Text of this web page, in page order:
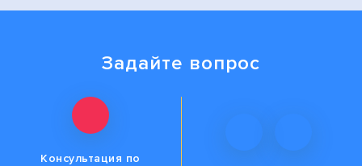
Задайте вопрос
Консультация по